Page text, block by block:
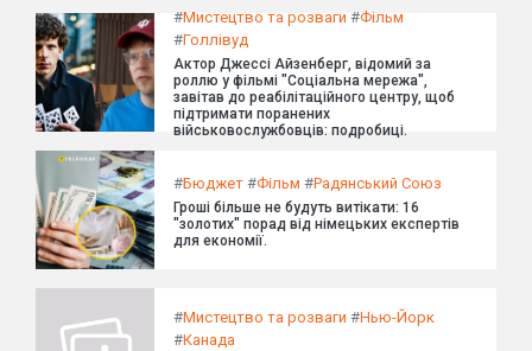
#Мистецтво та розваги #Фільм
#Голлівуд
Актор Джессі Айзенберг, відомий за
роллю у фільмі "Соціальна мережа",
завітав до реабілітаційного центру, щоб
підтримати поранених
військовослужбовців: подробиці.
#Бюджет #Фільм #Радянський Союз
Гроші більше не будуть витікати: 16
"золотих" порад від німецьких експертів
для економії.
#Мистецтво та розваги #Нью-Йорк
#Канада